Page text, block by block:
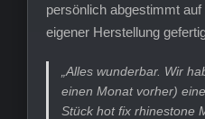
persönlich abgestimmt
eigener Herstellung
„Alles wunderbar. Wir
einen Monat vorher)
Stück hot fix rhinestone